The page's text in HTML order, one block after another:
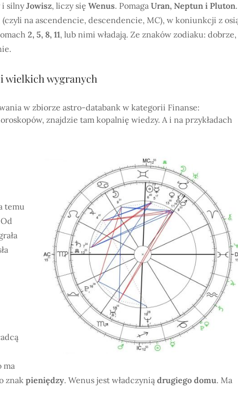
i silnyJowisz, liczy się Wenus. Pomaga Uran, Neptun i Pluton.
na ascendencie, descendencie, MC), w koniunkcji z
2, 5, 8, 11, lub nimi władają. Ze znaków zodiaku: dobrze,
wielkich wygranych
w zbiorze astro-databank w kategorii Finanse:
znajdzie tam kopalnię wiedzy. A i na przykładach
temu
Od
ma
znak pieniędzy. Wenus jest władczynią drugiego domu. Ma